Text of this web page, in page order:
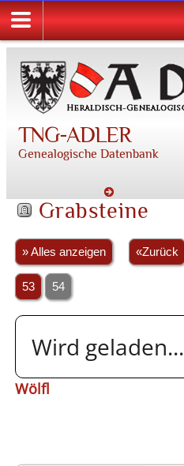
TNG-ADLER
Genealogische Datenbank
Grabsteine
» Alles anzeigen «Zurück
53 54
Wird geladen...
Wölfl